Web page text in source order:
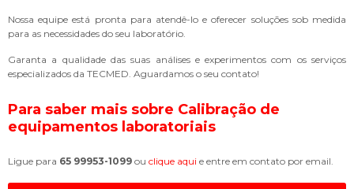
Nossa equipe está pronta para atendê-lo e oferecer soluções sob medida
para as necessidades do seu laboratório.
Garanta a qualidade das suas análises e experimentos com os serviços
especializados da TECMED. Aguardamos o seu contato!
Para saber mais sobre Calibração de
equipamentos laboratoriais
Ligue para 65 99953-1099 ou clique aqui e entre em contato por email.